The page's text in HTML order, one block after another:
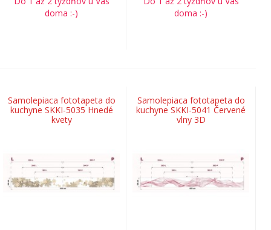
doma :-)
doma :-)
Samolepiaca fototapeta do
kuchyne SKKI-5035 Hnedé
kvety
Samolepiaca fototapeta do
kuchyne SKKI-5041 Červené
vlny 3D